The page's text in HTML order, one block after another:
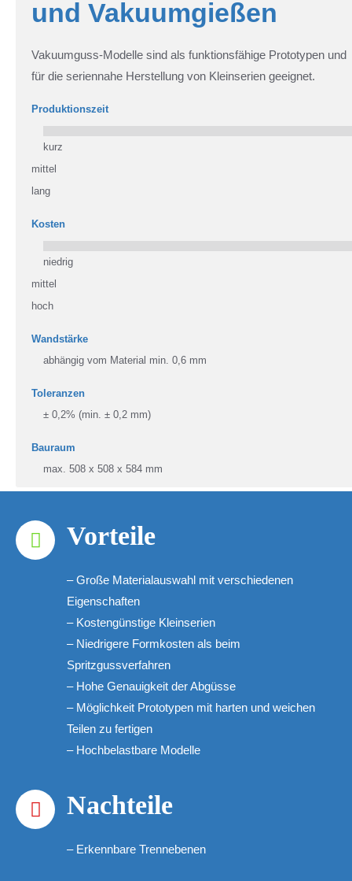
und Vakuumgießen
Vakuumguss-Modelle sind als funktionsfähige Prototypen und
für die seriennahe Herstellung von Kleinserien geeignet.
Produktionszeit
kurz
mittel
lang
Kosten
niedrig
mittel
hoch
Wandstärke
abhängig vom Material min. 0,6 mm
Toleranzen
± 0,2% (min. ± 0,2 mm)
Bauraum
max. 508 x 508 x 584 mm
Vorteile
– Große Materialauswahl mit verschiedenen
Eigenschaften
– Kostengünstige Kleinserien
– Niedrigere Formkosten als beim
Spritzgussverfahren
– Hohe Genauigkeit der Abgüsse
– Möglichkeit Prototypen mit harten und weichen
Teilen zu fertigen
– Hochbelastbare Modelle
Nachteile
– Erkennbare Trennebenen